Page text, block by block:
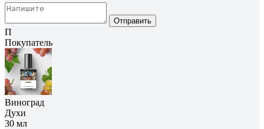
Отправить
П
Покупатель
Виноград
Духи
30 мл